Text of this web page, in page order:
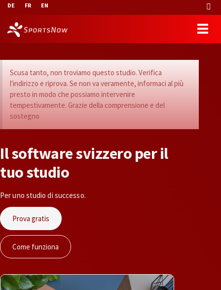
DE FR EN
Scusa tanto, non troviamo questo studio. Verifica
l'indirizzo e riprova. Se non va veramente, informaci al più
presto in modo che possiamo intervenire
tempestivamente. Grazie della comprensione e del
sostegno
Ilsoftwaresvizzero per il
tuostudio
Per uno studio di successo.
Prova gratis
Come funziona